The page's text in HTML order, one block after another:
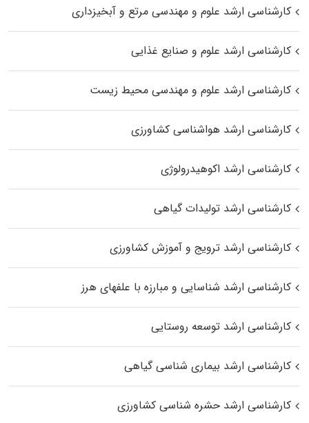
کارشناسی ارشد علوم و مهندسی مرتع و آبخیزداری
کارشناسی ارشد علوم و صنایع غذایی
کارشناسی ارشد علوم و مهندسی محیط زیست
کارشناسی ارشد هواشناسی کشاورزی
کارشناسی ارشد اکوهیدرولوژی
کارشناسی ارشد تولیدات گیاهی
کارشناسی ارشد ترویج و آموزش کشاورزی
کارشناسی ارشد شناسایی و مبارزه با علفهای هرز
کارشناسی ارشد توسعه روستایی
کارشناسی ارشد بیماری‌ شناسی گیاهی
کارشناسی ارشد حشره‌ شناسی کشاورزی